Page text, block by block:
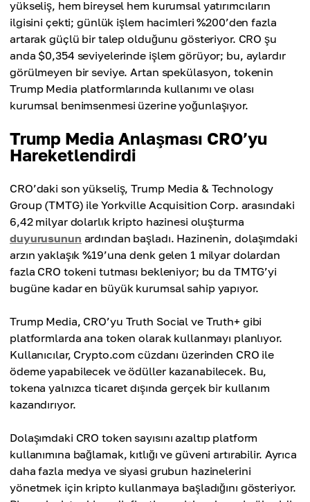
yükseliş, hem bireysel hem kurumsal yatırımcıların
ilgisini çekti; günlük işlem hacimleri %200’den fazla
artarak güçlü bir talep olduğunu gösteriyor. CRO şu
anda $0,354 seviyelerinde işlem görüyor; bu, aylardır
görülmeyen bir seviye. Artan spekülasyon, tokenin
Trump Media platformlarında kullanımı ve olası
kurumsal benimsenmesi üzerine yoğunlaşıyor.
Trump Media Anlaşması CRO’yu
Hareketlendirdi
CRO’daki son yükseliş, Trump Media & Technology
Group (TMTG) ile Yorkville Acquisition Corp. arasındaki
6,42 milyar dolarlık kripto hazinesi oluşturma
duyurusunun ardından başladı. Hazinenin, dolaşımdaki
arzın yaklaşık %19’una denk gelen 1 milyar dolardan
fazla CRO tokeni tutması bekleniyor; bu da TMTG’yi
bugüne kadar en büyük kurumsal sahip yapıyor.
Trump Media, CRO’yu Truth Social ve Truth+ gibi
platformlarda ana token olarak kullanmayı planlıyor.
Kullanıcılar, Crypto.com cüzdanı üzerinden CRO ile
ödeme yapabilecek ve ödüller kazanabilecek. Bu,
tokena yalnızca ticaret dışında gerçek bir kullanım
kazandırıyor.
Dolaşımdaki CRO token sayısını azaltıp platform
kullanımına bağlamak, kıtlığı ve güveni artırabilir. Ayrıca
daha fazla medya ve siyasi grubun hazinelerini
yönetmek için kripto kullanmaya başladığını gösteriyor.